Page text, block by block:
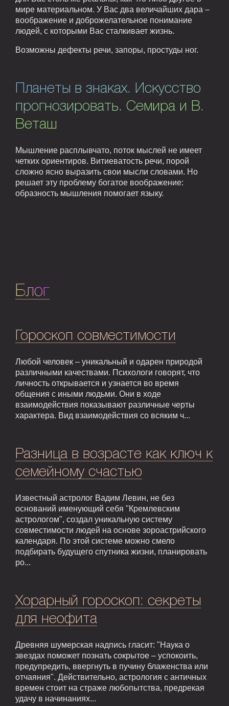
мире материальном. У Вас два величайших дара –
воображение и доброжелательное понимание
людей, с которыми Вас сталкивает жизнь.
Возможны дефекты речи, запоры, простуды ног.
Планеты в знаках. Искусство
прогнозировать. Семира и В.
Веташ
Мышление расплывчато, поток мыслей не имеет
четких ориентиров. Витиеватость речи, порой
сложно ясно выразить свои мысли словами. Но
решает эту проблему богатое воображение:
образность мышления помогает языку.
Блог
Гороскоп совместимости
Любой человек – уникальный и одарен природой
различными качествами. Психологи говорят, что
личность открывается и узнается во время
общения с иными людьми. Они в ходе
взаимодействия показывают различные черты
характера. Вид взаимодействия со всяким ч...
Разница в возрасте как ключ к
семейному счастью
Известный астролог Вадим Левин, не без
оснований именующий себя "Кремлевским
астрологом", создал уникальную систему
совместимости людей на основе зороастрийского
календаря. По этой системе можно смело
подбирать будущего спутника жизни, планировать
ро...
Хорарный гороскоп: секреты
для неофита
Древняя шумерская надпись гласит: "Наука о
звездах поможет познать сокрытое – успокоить,
предупредить, ввергнуть в пучину блаженства или
отчаяния". Действительно, астрология с античных
времен стоит на страже любопытства, предрекая
удачу в начинаниях...